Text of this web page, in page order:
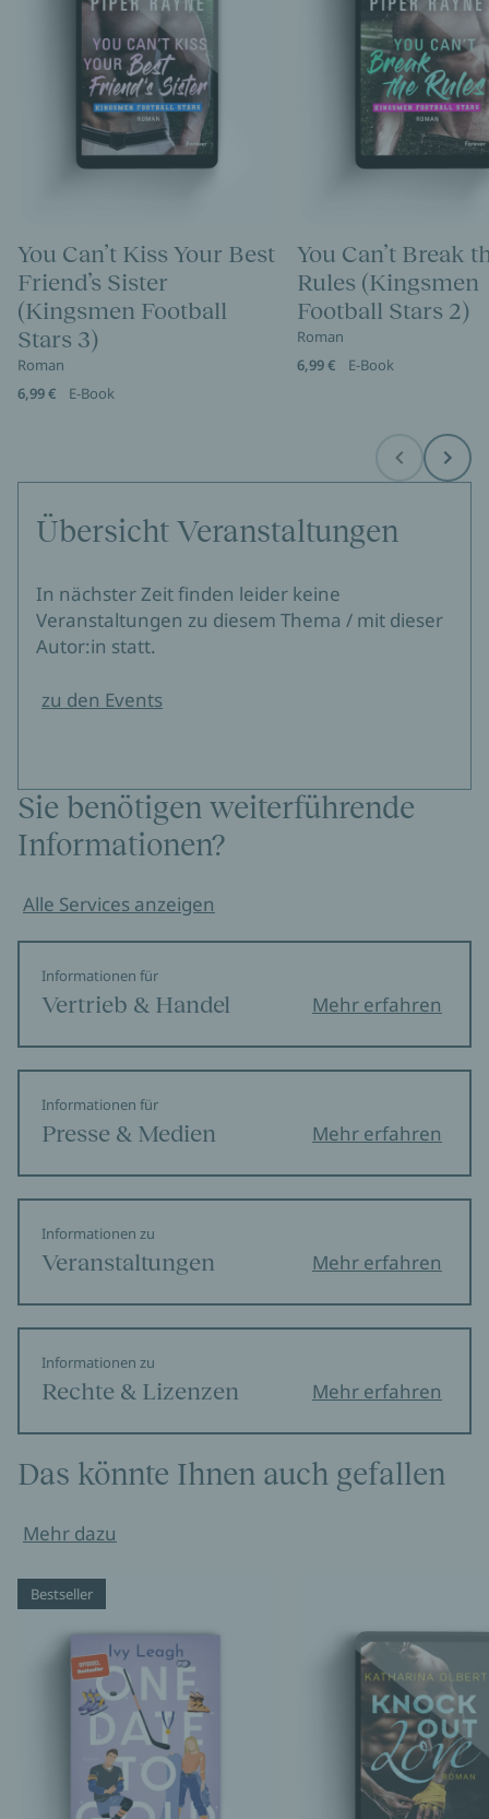
You Can’t Kiss Your Best
Friend’s Sister
(Kingsmen Football
Stars 3)
Roman
6,99 €
E-Book
You Can’t Break
Rules (Kingsmen
Football Stars 2)
Roman
6,99 €
E-Book
Before Next
Übersicht Veranstaltungen
In nächster Zeit finden leider keine
Veranstaltungen zu diesem Thema / mit dieser
Autor:in statt.
zu den Events
Sie benötigen weiterführende
Informationen?
Alle Services anzeigen
Informationen für
Vertrieb & Handel Mehr erfahren
Informationen für
Presse & Medien Mehr erfahren
Informationen zu
Veranstaltungen Mehr erfahren
Informationen zu
Rechte & Lizenzen Mehr erfahren
Das könnte Ihnen auch gefallen
Mehr dazu
Bestseller